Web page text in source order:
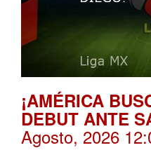
¡AMÉRICA
DEBUT ANTE
Agosto, 2026